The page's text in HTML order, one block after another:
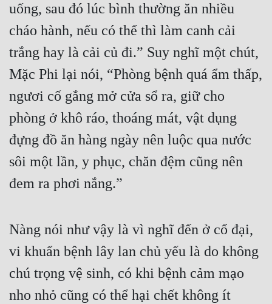
uống, sau đó lúc bình thường ăn nhiều
cháo hành, nếu có thể thì làm canh cải
trắng hay là cải củ đi.” Suy nghĩ một chút,
Mặc Phi lại nói, “Phòng bệnh quá ẩm thấp,
ngươi cố gắng mở cửa sổ ra, giữ cho
phòng ở khô ráo, thoáng mát, vật dụng
đựng đồ ăn hàng ngày nên luộc qua nước
sôi một lần, y phục, chăn đệm cũng nên
đem ra phơi nắng.”
Nàng nói như vậy là vì nghĩ đến ở cổ đại,
vi khuẩn bệnh lây lan chủ yếu là do không
chú trọng vệ sinh, có khi bệnh cảm mạo
nho nhỏ cũng có thể hại chết không ít